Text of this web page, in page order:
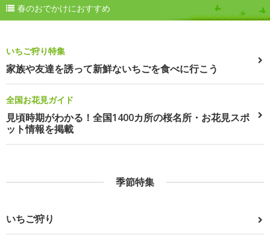
春のおでかけにおすすめ
いちご狩り特集
家族や友達を誘って新鮮ないちごを食べに行こう
全国お花見ガイド
見頃時期がわかる！全国1400カ所の桜名所・お花見スポ
ット情報を掲載
季節特集
いちご狩り